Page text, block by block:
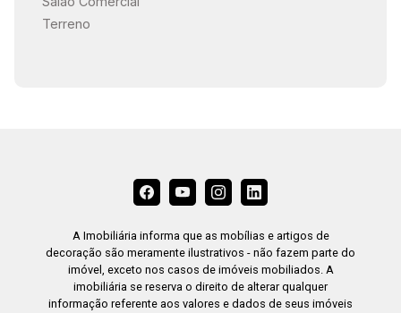
Terreno
A Imobiliária informa que as mobílias e artigos de
decoração são meramente ilustrativos - não fazem parte do
imóvel, exceto nos casos de imóveis mobiliados. A
imobiliária se reserva o direito de alterar qualquer
informação referente aos valores e dados de seus imóveis